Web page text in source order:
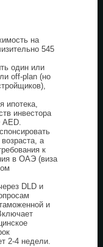
на
545
один или
off-plan (но
ипотека,
инвестора
AED.
а
к
в ОАЭ (виза
DLD и
и
2-4 недели.